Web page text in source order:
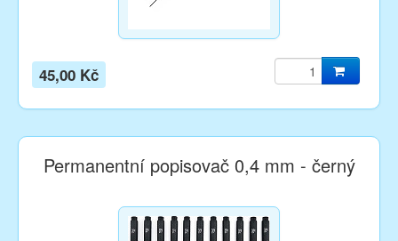
45,00 Kč
Permanentní popisovač 0,4 mm - černý